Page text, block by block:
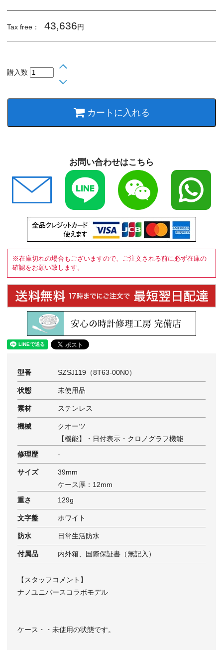
Tax free： 43,636円
購入数
カートに入れる
お問い合わせはこちら
※在庫切れの場合もございますので、ご注文される前に必ず在庫の
確認をお願い致します。
型番 SZSJ119（8T63-00N0）
状態 未使用品
素材 ステンレス
機械
クオーツ
【機能】・日付表示・クロノグラフ機能
修理歴
-
サイズ
39mm
ケース厚：12mm
重さ
129g
文字盤 ホワイト
防水 日常生活防水
付属品 内外箱、国際保証書（無記入）
【スタッフコメント】
ナノユニバースコラボモデル
ケース・・未使用の状態です。